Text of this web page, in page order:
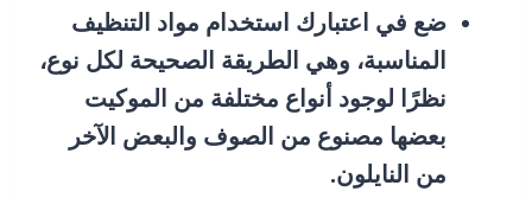
ضع في اعتبارك استخدام مواد التنظيف
المناسبة، وهي الطريقة الصحيحة لكل نوع،
نظرًا لوجود أنواع مختلفة من الموكيت
بعضها مصنوع من الصوف والبعض الآخر
من النايلون.